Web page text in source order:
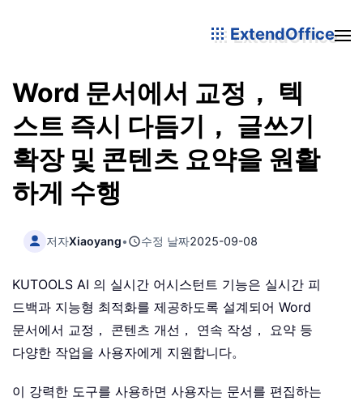
ExtendOffice
Word 문서에서 교정， 텍
스트 즉시 다듬기， 글쓰기
확장 및 콘텐츠 요약을 원활
하게 수행
저자Xiaoyang• 수정 날짜2025-09-08
KUTOOLS AI 의 실시간 어시스턴트 기능은 실시간 피
드백과 지능형 최적화를 제공하도록 설계되어 Word
문서에서 교정， 콘텐츠 개선， 연속 작성， 요약 등
다양한 작업을 사용자에게 지원합니다。
이 강력한 도구를 사용하면 사용자는 문서를 편집하는